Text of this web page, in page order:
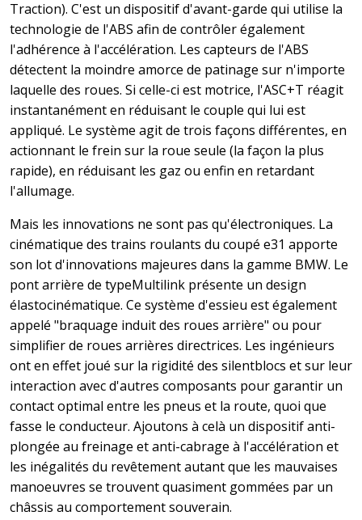
Traction). C'est un dispositif d'avant-garde qui utilise la
technologie de l'ABS afin de contrôler également
l'adhérence à l'accélération. Les capteurs de l'ABS
détectent la moindre amorce de patinage sur n'importe
laquelle des roues. Si celle-ci est motrice, l'ASC+T réagit
instantanément en réduisant le couple qui lui est
appliqué. Le système agit de trois façons différentes, en
actionnant le frein sur la roue seule (la façon la plus
rapide), en réduisant les gaz ou enfin en retardant
l'allumage.
Mais les innovations ne sont pas qu'électroniques. La
cinématique des trains roulants du coupé e31 apporte
son lot d'innovations majeures dans la gamme BMW. Le
pont arrière de typeMultilink présente un design
élastocinématique. Ce système d'essieu est également
appelé "braquage induit des roues arrière" ou pour
simplifier de roues arrières directrices. Les ingénieurs
ont en effet joué sur la rigidité des silentblocs et sur leur
interaction avec d'autres composants pour garantir un
contact optimal entre les pneus et la route, quoi que
fasse le conducteur. Ajoutons à celà un dispositif anti-
plongée au freinage et anti-cabrage à l'accélération et
les inégalités du revêtement autant que les mauvaises
manoeuvres se trouvent quasiment gommées par un
châssis au comportement souverain.